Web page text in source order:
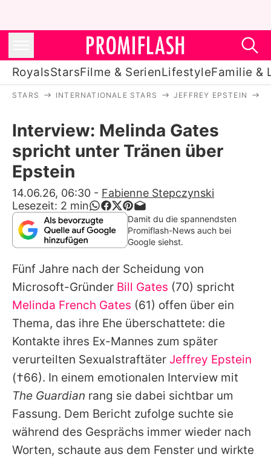
RoyalsStarsFilme & SerienLifestyleFamilie &
Stars
Filme & Serien
Lifestyle
Familie & Liebe
Promiflash Exklusiv
Alle Themen auf Promiflash
Jobs
App runterladen
Team
Redaktionelle Richtlinien
Impressum
Datenschutzerklärung
STARS INTERNATIONALE STARS JEFFREY EPSTEIN
Interview: Melinda Gates
spricht unter Tränen über
Epstein
14.06.26, 06:30 - Fabienne Stepczynski
Lesezeit: 2 min
Damit du die spannendsten
Promiflash-News auch bei
Google siehst.
Fünf Jahre nach der Scheidung von
Microsoft-Gründer Bill Gates (70) spricht
Melinda French Gates (61) offen über ein
Thema, das ihre Ehe überschattete: die
Kontakte ihres Ex-Mannes zum später
verurteilten Sexualstraftäter Jeffrey Epstein
(†66). In einem emotionalen Interview mit
The Guardian rang sie dabei sichtbar um
Fassung. Dem Bericht zufolge suchte sie
während des Gesprächs immer wieder nach
Worten, schaute aus dem Fenster und wirkte